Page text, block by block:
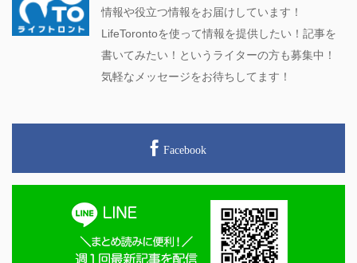
情報や役立つ情報をお届けしています！
LifeTorontoを使って情報を提供したい！記事を
書いてみたい！というライターの方も募集中！
気軽なメッセージをお待ちしてます！
Facebook